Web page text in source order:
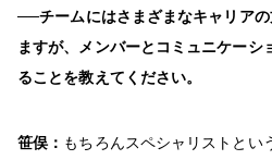
──チームにはさまざまなキャリア
ますが、メンバーとコミュニケー
ることを教えてください。
笹俣： もちろんスペシャリストとい